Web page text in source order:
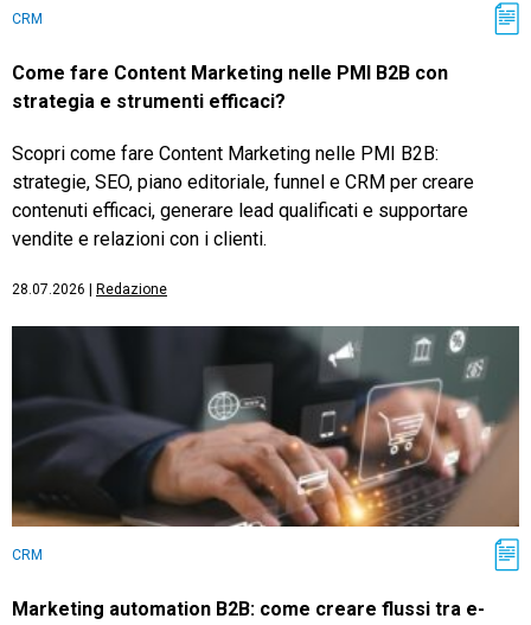
CRM
Come fare Content Marketing nelle PMI B2B con
strategia e strumenti efficaci?
Scopri come fare Content Marketing nelle PMI B2B:
strategie, SEO, piano editoriale, funnel e CRM per creare
contenuti efficaci, generare lead qualificati e supportare
vendite e relazioni con i clienti.
28.07.2026 Redazione
CRM
Marketing automation B2B: come creare flussi tra e-